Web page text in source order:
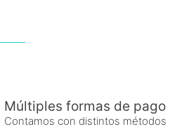
Múltiples formas de pago
Contamos con distintos métodos